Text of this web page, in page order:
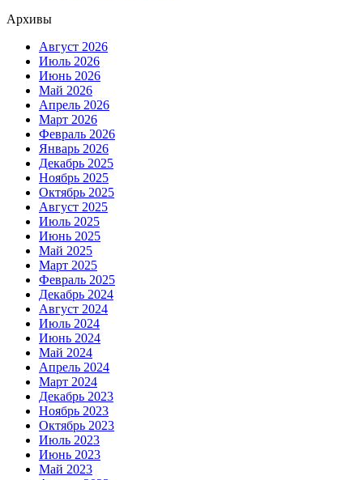
Архивы
Август 2026
Июль 2026
Июнь 2026
Май 2026
Апрель 2026
Март 2026
Февраль 2026
Январь 2026
Декабрь 2025
Ноябрь 2025
Октябрь 2025
Август 2025
Июль 2025
Июнь 2025
Май 2025
Март 2025
Февраль 2025
Декабрь 2024
Август 2024
Июль 2024
Июнь 2024
Май 2024
Апрель 2024
Март 2024
Декабрь 2023
Ноябрь 2023
Октябрь 2023
Июль 2023
Июнь 2023
Май 2023